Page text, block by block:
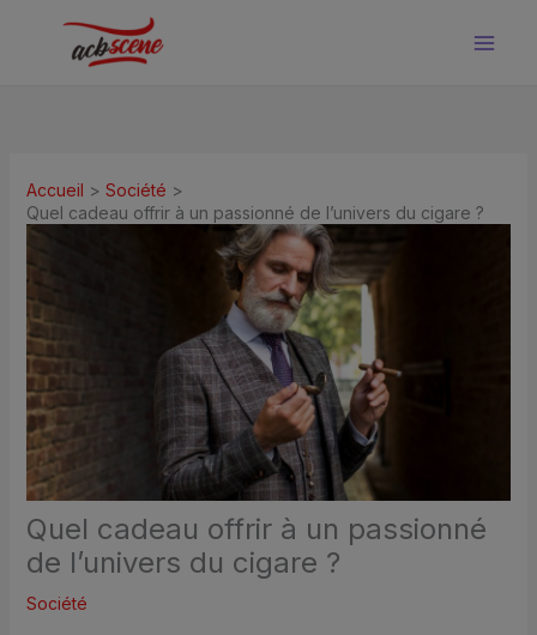
Accueil
Société
Quel cadeau offrir à un passionné de l’univers du cigare ?
Quel cadeau offrir à un passionné
de l’univers du cigare ?
Société